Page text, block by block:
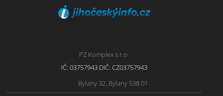
PZ Komplex s.r.o.
IČ: 03757943 DIČ: CZ03757943
Bylany 32, Bylany 538 01